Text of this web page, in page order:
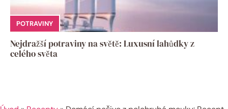
POTRAVINY
Nejdražší potraviny na světě: Luxusní lahůdky z
celého světa